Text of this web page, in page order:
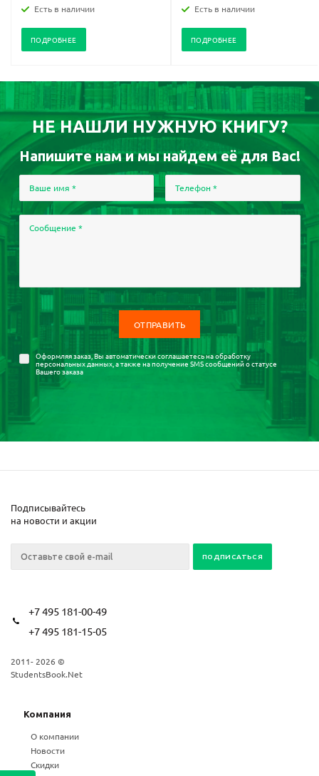
Есть в наличии
ПОДРОБНЕЕ
Есть в наличии
ПОДРОБНЕЕ
НЕ НАШЛИ НУЖНУЮ КНИГУ?
Напишите нам и мы найдем её для Вас!
Ваше имя * Телефон *
Сообщение *
Оформляя заказ, Вы автоматически соглашаетесь наобработку
персональных данных, а также на получение SMS сообщений о статусе
Вашего заказа
Подписывайтесь
на новости и акции
+7 495 181-00-49
+7 495 181-15-05
2011- 2026 ©
StudentsBook.Net
Компания
О компании
Новости
Скидки